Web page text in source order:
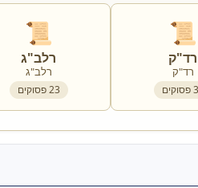
📜
רד"ק
רד"ק
פסוקים
📜
רלב"ג
רלב"ג
23פסוקים